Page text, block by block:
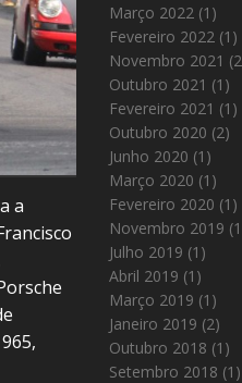
a
Março 2022 (1)
Fevereiro 2022 (1)
Novembro 2021
Outubro 2021 (1)
Fevereiro 2021 (1)
Outubro 2020 (2)
Junho 2020 (1)
Março 2020 (1)
Fevereiro 2020 (1)
Novembro 2019
Julho 2019 (1)
Abril 2019 (1)
Março 2019 (1)
Janeiro 2019 (2)
Outubro 2018 (1)
Setembro 2018 (1)